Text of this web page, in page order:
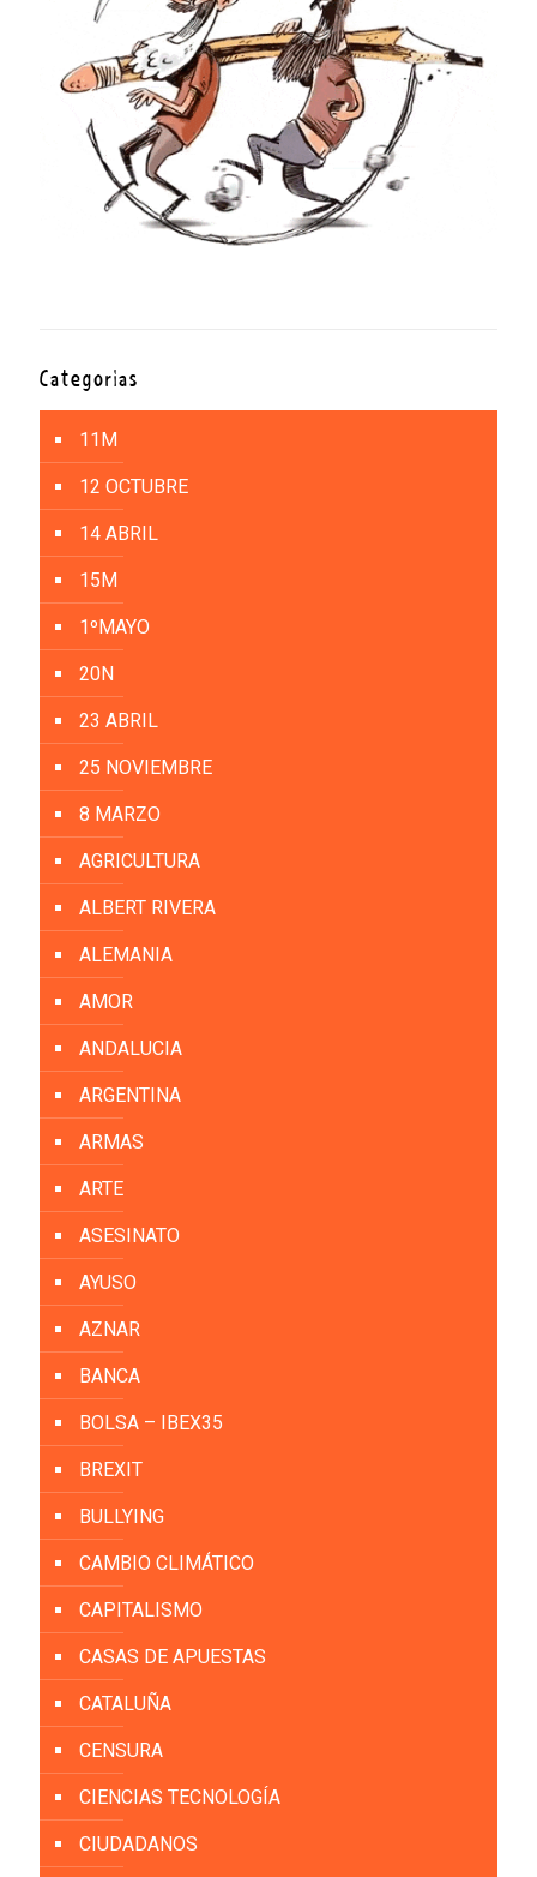
Categorías
11M
12 OCTUBRE
14 ABRIL
15M
1ºMAYO
20N
23 ABRIL
25 NOVIEMBRE
8 MARZO
AGRICULTURA
ALBERT RIVERA
ALEMANIA
AMOR
ANDALUCIA
ARGENTINA
ARMAS
ARTE
ASESINATO
AYUSO
AZNAR
BANCA
BOLSA – IBEX35
BREXIT
BULLYING
CAMBIO CLIMÁTICO
CAPITALISMO
CASAS DE APUESTAS
CATALUÑA
CENSURA
CIENCIAS TECNOLOGÍA
CIUDADANOS